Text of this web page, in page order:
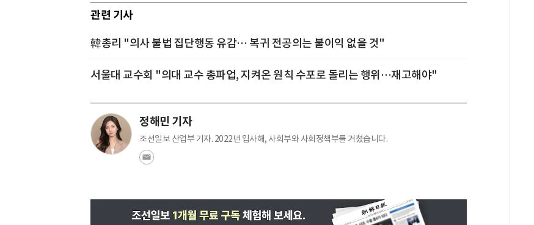
관련 기사
韓총리 "의사 불법 집단행동 유감… 복귀 전공의는 불이익 없을 것"
서울대 교수회 "의대 교수 총파업, 지켜온 원칙 수포로 돌리는 행위…재고해야"
정해민 기자
조선일보 산업부 기자. 2022년 입사해, 사회부와 사회정책부를 거쳤습니다.